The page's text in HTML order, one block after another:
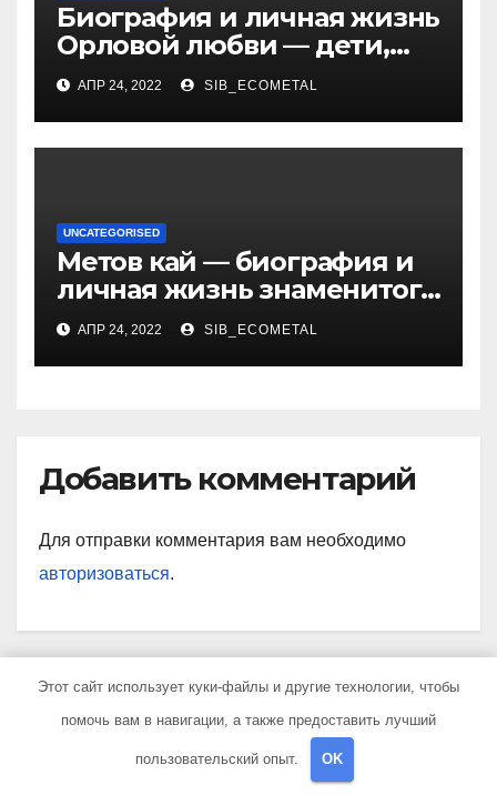
Биография и личная жизнь
Орловой любви — дети,
достижения, семейные
радости
АПР 24, 2022 SIB_ECOMETAL
UNCATEGORISED
Метов кай — биография и
личная жизнь знаменитого
актера, его карьера, успехи
и секреты, интересные
факты и фильмы
АПР 24, 2022 SIB_ECOMETAL
Добавить комментарий
Для отправки комментария вам необходимо
авторизоваться.
Этот сайт использует куки-файлы и другие технологии, чтобы
помочь вам в навигации, а также предоставить лучший
пользовательский опыт. OK